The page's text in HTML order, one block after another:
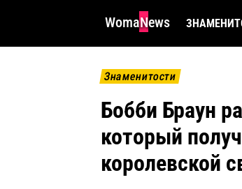
WomaNews
Знаменитости
Бобби Браун
который
королевской